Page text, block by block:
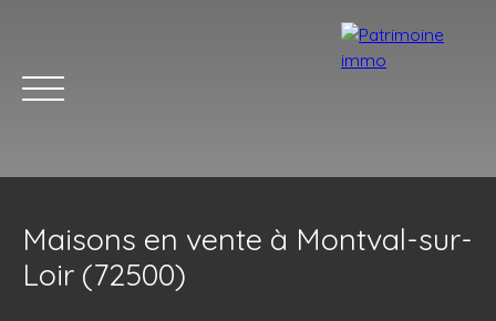
Maisons en vente à Montval-sur-
Loir (72500)